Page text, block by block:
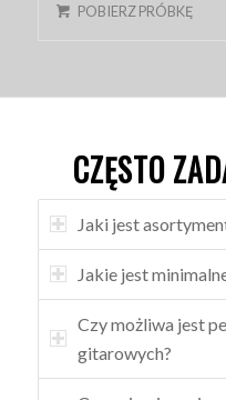
POBIERZ PRÓBKĘ
CZĘSTO
Jaki jest
Jakie jest
Czy możliwa jest
gitarowych?